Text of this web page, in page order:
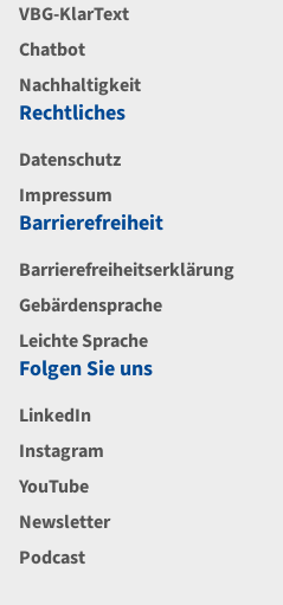
VBG-KlarText
Chatbot
Nachhaltigkeit
Rechtliches
Datenschutz
Impressum
Barrierefreiheit
Barrierefreiheitserklärung
Gebärdensprache
Leichte Sprache
Folgen Sie uns
LinkedIn
Instagram
YouTube
Newsletter
Podcast